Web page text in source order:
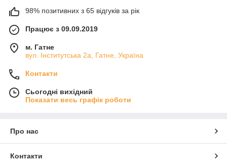
98% позитивних з 65 відгуків за рік
Працює з 09.09.2019
м. Гатне
вул. Інститутська 2а, Гатне, Україна
Контакти
Сьогодні вихідний
Показати весь графік роботи
Про нас
Контакти